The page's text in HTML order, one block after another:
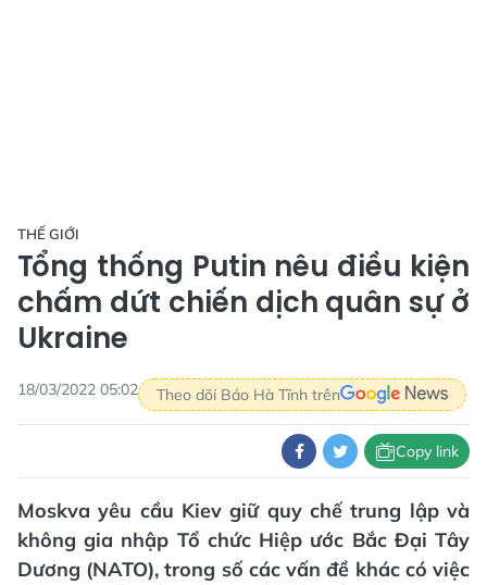
THẾ GIỚI
Tổng thống Putin nêu điều kiện
chấm dứt chiến dịch quân sự ở
Ukraine
18/03/2022 05:02 Theo dõi Báo Hà Tĩnh trên
Copy link
Moskva yêu cầu Kiev giữ quy chế trung lập và
không gia nhập Tổ chức Hiệp ước Bắc Đại Tây
Dương (NATO), trong số các vấn đề khác có việc